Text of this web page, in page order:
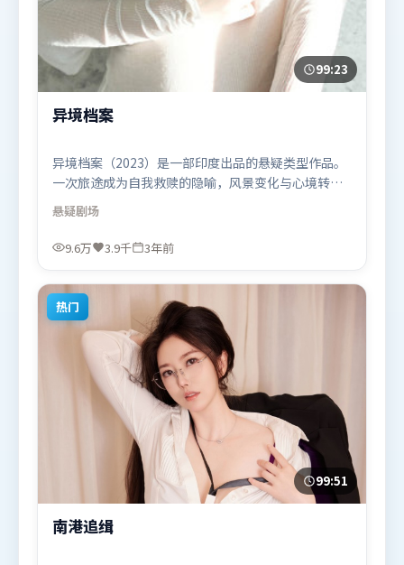
99:23
异境档案
异境档案（2023）是一部印度出品的悬疑类型作品。
一次旅途成为自我救赎的隐喻，风景变化与心境转折
彼此呼应。叙事线索多线并进，最终在关键节点收
束。由洪常秀执导，梁朝伟、朱一龙、长泽雅美，古
天乐等联袂出演。影片于2023年1月26日（印度）在
悬疑剧场
9.6万 3.9千 3年前
热门
99:51
南港追缉